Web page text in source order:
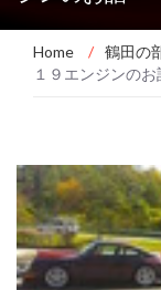
Home / 鶴田の
１９エンジンのお